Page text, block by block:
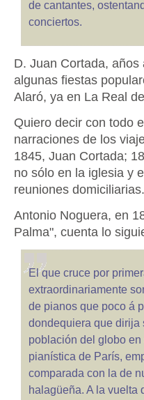
de cantantes,
conciertos.
D. Juan Cortada,
algunas fiestas
Alaró, ya en La Real
Quiero decir con todo
narraciones de los
1845, Juan Cortada;
no sólo en la iglesia y
reuniones domiciliarias.
Antonio Noguera, en
Palma", cuenta lo
El que cruce por
extraordinariamente
de pianos que poco á
dondequiera que dirija
población del globo
pianística de París,
comparada con la de
halagüeña. A la vuelta